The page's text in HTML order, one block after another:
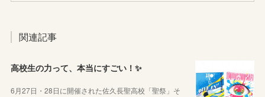
関連記事
高校生の力って、本当にすごい！✨
6月27日・28日に開催された佐久長聖高校「聖祭」そ